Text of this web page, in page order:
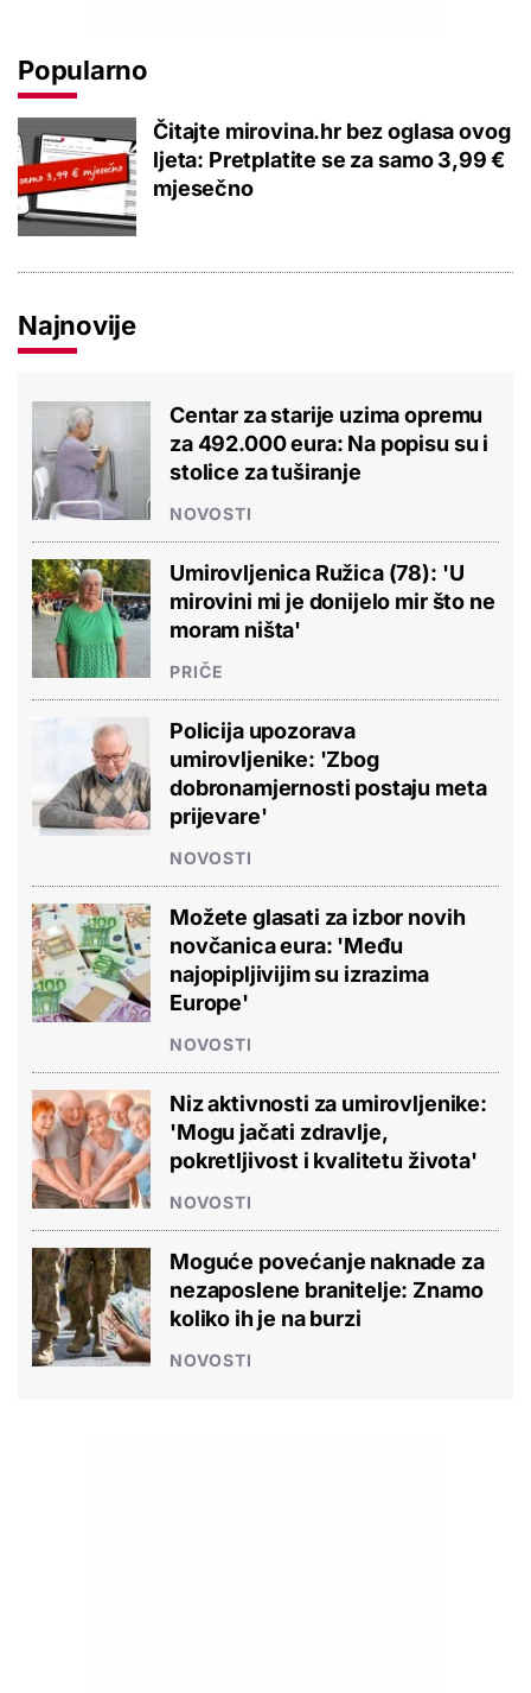
Popularno
Čitajte mirovina.hr bez oglasa ovog
ljeta: Pretplatite se za samo 3,99 €
mjesečno
Najnovije
Centar za starije uzima opremu
za 492.000 eura: Na popisu su i
stolice za tuširanje
NOVOSTI
Umirovljenica Ružica (78): 'U
mirovini mi je donijelo mir što ne
moram ništa'
PRIČE
Policija upozorava
umirovljenike: 'Zbog
dobronamjernosti postaju meta
prijevare'
NOVOSTI
Možete glasati za izbor novih
novčanica eura: 'Među
najopipljivijim su izrazima
Europe'
NOVOSTI
Niz aktivnosti za umirovljenike:
'Mogu jačati zdravlje,
pokretljivost i kvalitetu života'
NOVOSTI
Moguće povećanje naknade za
nezaposlene branitelje: Znamo
koliko ih je na burzi
NOVOSTI